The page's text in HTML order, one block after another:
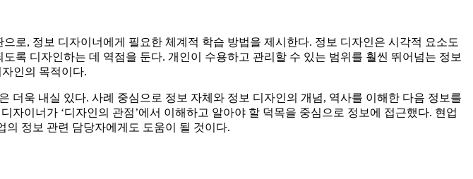
로, 정보 디자이너에게 필요한 체계적 학습 방법을 제시한다. 정보 디자인은 시각적 요소도
록 디자인하는 데 역점을 둔다. 개인이 수용하고 관리할 수 있는 범위를 훨씬 뛰어넘는 정보
인의 목적이다.
욱 내실 있다. 사례 중심으로 정보 자체와 정보 디자인의 개념, 역사를 이해한 다음 정보를
이너가 ‘디자인의 관점’에서 이해하고 알아야 할 덕목을 중심으로 정보에 접근했다. 현업
정보 관련 담당자에게도 도움이 될 것이다.